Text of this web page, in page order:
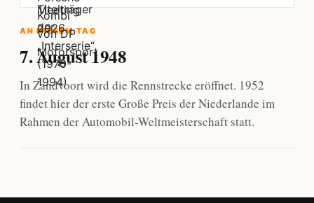
AN DIESEM TAG
7. August 1948
In Zandvoort wird die Rennstrecke eröffnet. 1952
findet hier der erste Große Preis der Niederlande im
Rahmen der Automobil-Weltmeisterschaft statt.